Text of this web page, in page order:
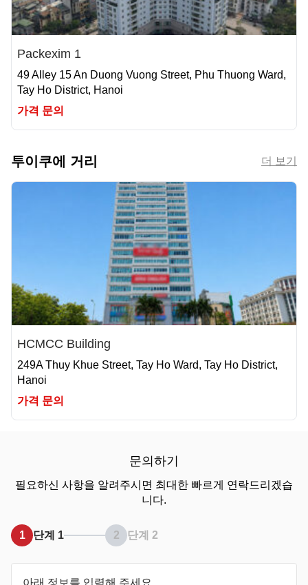
Packexim 1
49 Alley 15 An Duong Vuong Street, Phu Thuong Ward,
Tay Ho District, Hanoi
가격 문의
투이쿠에 거리 더 보기
HCMCC Building
249A Thuy Khue Street, Tay Ho Ward, Tay Ho District,
Hanoi
가격 문의
문의하기
필요하신 사항을 알려주시면 최대한 빠르게 연락드리겠습
니다.
1 단계 1 2 단계 2
아래 정보를 입력해 주세요